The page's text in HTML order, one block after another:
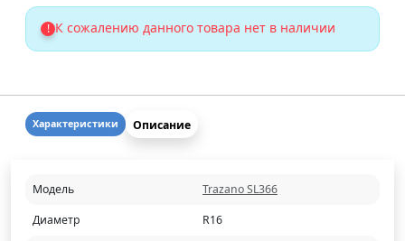
! К сожалению данного товара нет в наличии
Характеристики Описание
Модель
Trazano SL366
Диаметр
R16